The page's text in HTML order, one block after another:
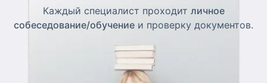
Каждый специалист проходит личное
собеседование/обучение и проверку документов.